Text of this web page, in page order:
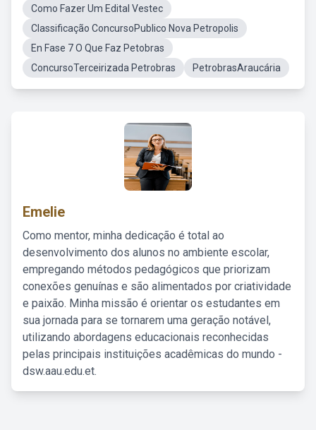
Como Fazer Um Edital Vestec
Classificação ConcursoPublico Nova Petropolis
En Fase 7 O Que Faz Petobras
ConcursoTerceirizada Petrobras
PetrobrasAraucária
Emelie
Como mentor, minha dedicação é total ao
desenvolvimento dos alunos no ambiente escolar,
empregando métodos pedagógicos que priorizam
conexões genuínas e são alimentados por criatividade
e paixão. Minha missão é orientar os estudantes em
sua jornada para se tornarem uma geração notável,
utilizando abordagens educacionais reconhecidas
pelas principais instituições acadêmicas do mundo -
dsw.aau.edu.et.